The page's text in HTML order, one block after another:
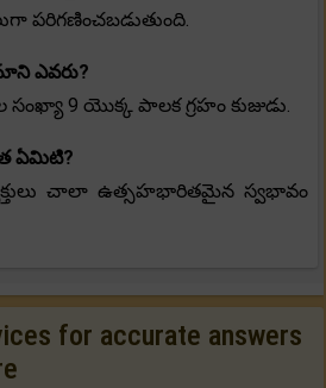
పరిగణించబడుతుంది.
ఎవరు?
సంఖ్యా 9 యొక్క పాలక గ్రహం కుజుడు.
ఏమిటి?
చాలా ఉత్సహభారితమైన స్వభావం
for accurate answers